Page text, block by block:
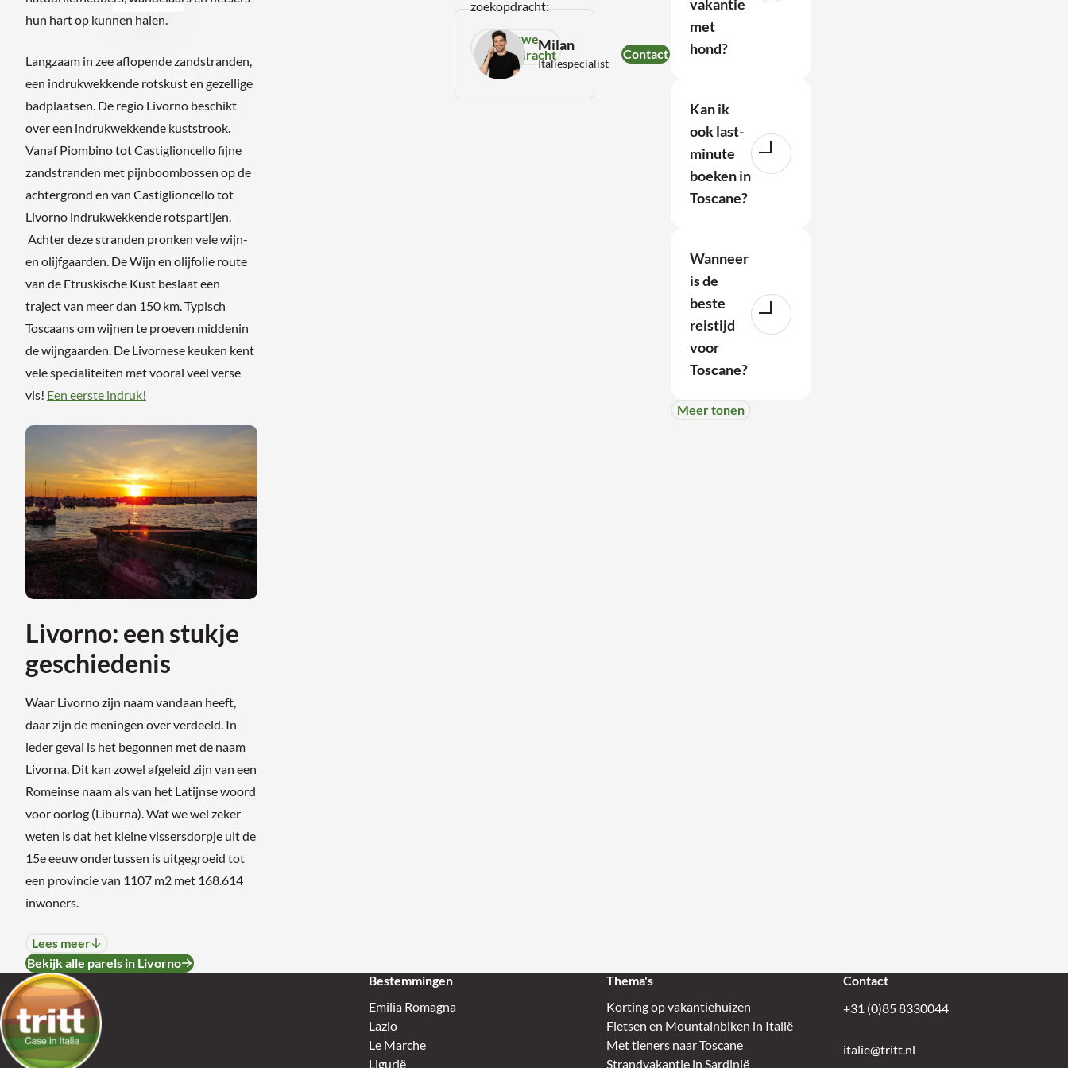
hun hart op kunnen halen.
Langzaam in zee aflopende zandstranden,
een indrukwekkende rotskust en gezellige
badplaatsen. De regio Livorno beschikt
over een indrukwekkende kuststrook.
Vanaf Piombino tot Castiglioncello fijne
zandstranden met pijnboombossen op de
achtergrond en van Castiglioncello tot
Livorno indrukwekkende rotspartijen.
Achter deze stranden pronken vele wijn-
en olijfgaarden. De Wijn en olijfolie route
van de Etruskische Kust beslaat een
traject van meer dan 150 km. Typisch
Toscaans om wijnen te proeven middenin
de wijngaarden. De Livornese keuken kent
vele specialiteiten met vooral veel verse
vis! Een eerste indruk!
Livorno: een stukje
geschiedenis
Waar Livorno zijn naam vandaan heeft,
daar zijn de meningen over verdeeld. In
ieder geval is het begonnen met de naam
Livorna. Dit kan zowel afgeleid zijn van een
Romeinse naam als van het Latijnse woord
voor oorlog (Liburna). Wat we wel zeker
weten is dat het kleine vissersdorpje uit de
15e eeuw ondertussen is uitgegroeid tot
een provincie van 1107 m2 met 168.614
inwoners.
Lees meer
Bekijk alle parels in Livorno
zoekopdracht:
Nieuwe
zoekopdracht
Milan
Italiëspecialist
Contact
vakantie
met
hond?
Kan ik
ook last-
minute
boeken in
Toscane?
Wanneer
is de
beste
reistijd
voor
Toscane?
Meer tonen
Bestemmingen
Emilia Romagna
Lazio
Le Marche
Ligurië
Thema's
Korting op vakantiehuizen
Fietsen en Mountainbiken in Italië
Met tieners naar Toscane
Strandvakantie in Sardinië
Contact
+31 (0)85 8330044
italie@tritt.nl